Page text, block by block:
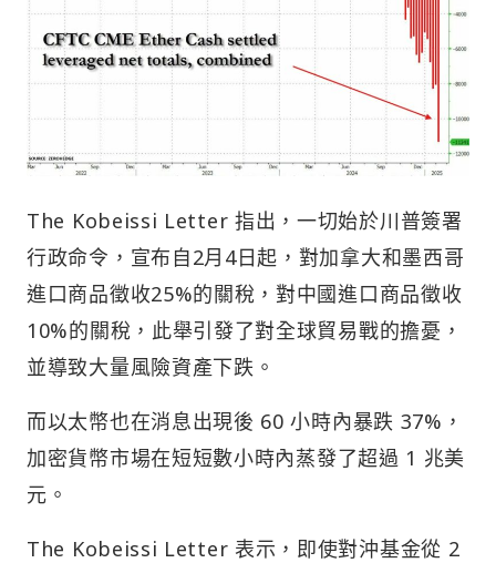
The Kobeissi Letter 指出，一切始於川普簽署
行政命令，宣布自2月4日起，對加拿大和墨西哥
進口商品徵收25%的關稅，對中國進口商品徵收
10%的關稅，此舉引發了對全球貿易戰的擔憂，
並導致大量風險資產下跌。
而以太幣也在消息出現後 60 小時內暴跌 37%，
加密貨幣市場在短短數小時內蒸發了超過 1 兆美
元。
The Kobeissi Letter 表示，即使對沖基金從 2